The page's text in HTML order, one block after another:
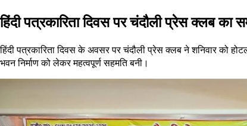
हिंदी पत्रकारिता दिवस पर चंदौली प्रेस क्लब का
हिंदी पत्रकारिता दिवस के अवसर पर चंदौली प्रेस क्लब ने शनिवार को
भवन निर्माण को लेकर महत्वपूर्ण सहमति बनी।